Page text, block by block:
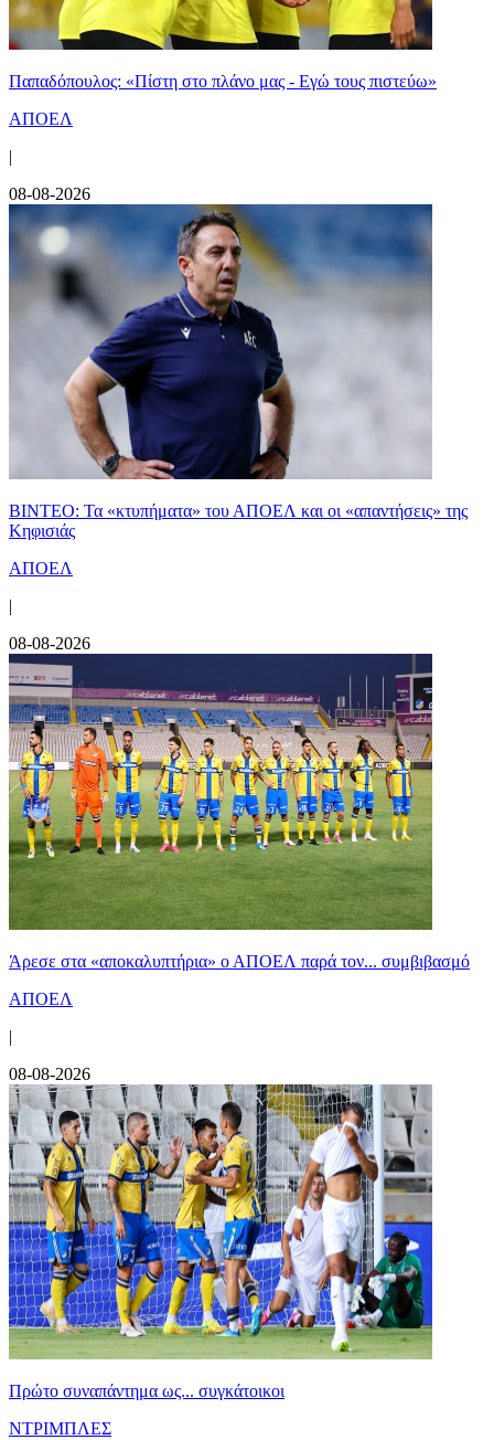
Παπαδόπουλος: «Πίστη στο πλάνο μας - Εγώ τους πιστεύω»
ΑΠΟΕΛ
|
08-08-2026
ΒΙΝΤΕΟ: Τα «κτυπήματα» του ΑΠΟΕΛ και οι «απαντήσεις» της
Κηφισιάς
ΑΠΟΕΛ
|
08-08-2026
Άρεσε στα «αποκαλυπτήρια» ο ΑΠΟΕΛ παρά τον... συμβιβασμό
ΑΠΟΕΛ
|
08-08-2026
Πρώτο συναπάντημα ως... συγκάτοικοι
ΝΤΡΙΜΠΛΕΣ